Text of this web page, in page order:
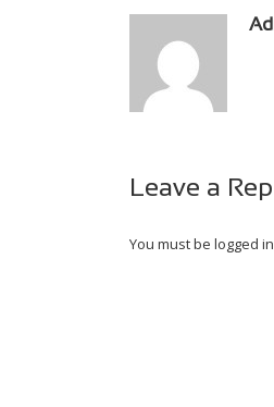
Leave a
You must be logged in